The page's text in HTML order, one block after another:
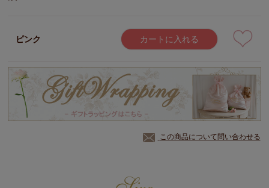
ピンク カートに入れる
この商品について問い合わせる